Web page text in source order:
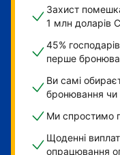
Захист
1 млн доларів
45%
перше
Ви самі
бронювання чи
Ми спростимо
Щоденні
опрацювання